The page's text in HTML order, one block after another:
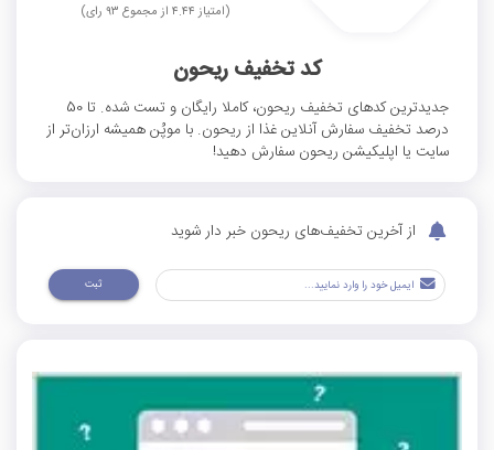
(امتیاز ۴.۴۴ از مجموع ۹۳ رای)
کد تخفیف ریحون
جدیدترین کدهای تخفیف ریحون، کاملا رایگان و تست شده. تا 50
درصد تخفیف سفارش آنلاین غذا از ریحون. با موپُن همیشه ارزان‌تر از
سایت یا اپلیکیشن ریحون سفارش دهید!
از آخرین تخفیف‌های ریحون خبر دار شوید
ثبت